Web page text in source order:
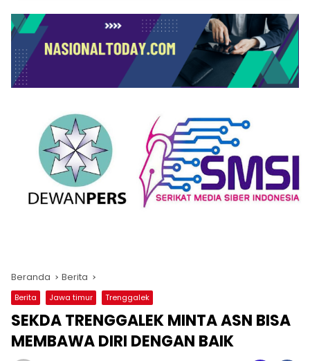
Beranda Berita
Berita Jawa timur Trenggalek
SEKDA TRENGGALEK MINTA ASN BISA
MEMBAWA DIRI DENGAN BAIK